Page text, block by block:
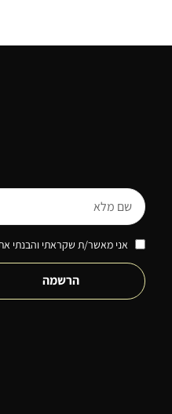
אני מאשר/ת שקראתי והבנתי
הרשמה